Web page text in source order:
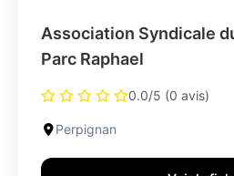
Association Syndicale
Parc Raphael
0.0/5 (0 avis)
Perpignan